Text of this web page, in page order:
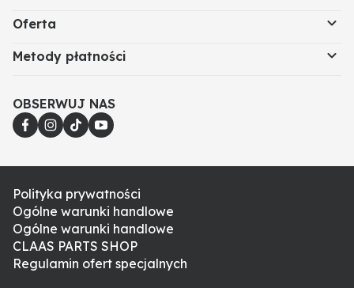
Oferta
Metody płatności
OBSERWUJ NAS
Polityka prywatności
Ogólne warunki handlowe
Ogólne warunki handlowe
CLAAS PARTS SHOP
Regulamin ofert specjalnych